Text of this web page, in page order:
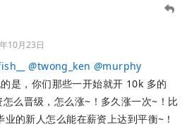
10月23日
@twong_ken @murphy
是，你们那些一开始就开 10k 多的
么晋级，怎么涨~！多久涨一次~！比
的新人怎么能在薪资上达到平衡~！